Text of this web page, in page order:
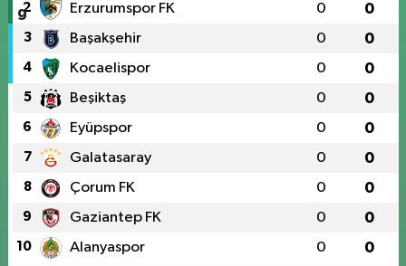
2 Erzurumspor FK 0 0
3 Başakşehir 0 0
4 Kocaelispor 0 0
5 Beşiktaş 0 0
6 Eyüpspor 0 0
7 Galatasaray 0 0
8 Çorum FK 0 0
9 Gaziantep FK 0 0
10 Alanyaspor 0 0